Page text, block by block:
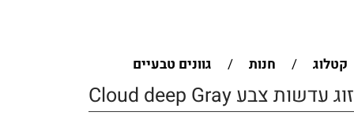
קטלוג / חנות / גוונים טבעיים
זוג עדשות צבע Cloud deep Gray